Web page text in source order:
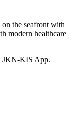
the seafront with
modern healthcare
JKN-KIS App.